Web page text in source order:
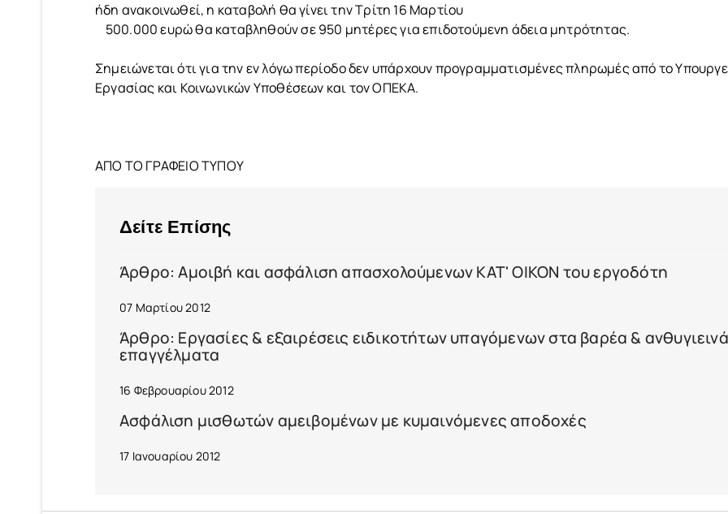
ήδη ανακοινωθεί, η καταβολή θα γίνει την Τρίτη 16 Μαρτίου
500.000 ευρώ θα καταβληθούν σε 950 μητέρες για επιδοτούμενη άδεια μητρότητας.
Σημειώνεται ότι για την εν λόγω περίοδο δεν υπάρχουν προγραμματισμένες πληρωμές από το
Εργασίας και Κοινωνικών Υποθέσεων και τον ΟΠΕΚΑ.
ΑΠΟ ΤΟ ΓΡΑΦΕΙΟ ΤΥΠΟΥ
Δείτε Επίσης
Άρθρο: Αμοιβή και ασφάλιση απασχολούμενων ΚΑΤ' ΟΙΚΟΝ του εργοδότη
07 Μαρτίου 2012
Άρθρο: Εργασίες & εξαιρέσεις ειδικοτήτων υπαγόμενων στα βαρέα & ανθυγιεινά
επαγγέλματα
16 Φεβρουαρίου 2012
Ασφάλιση μισθωτών αμειβομένων με κυμαινόμενες αποδοχές
17 Ιανουαρίου 2012